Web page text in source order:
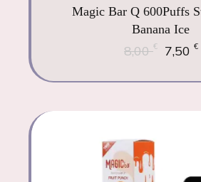
Magic Bar Q 600Puffs
Banana Ice
8,00€ 7,50 €